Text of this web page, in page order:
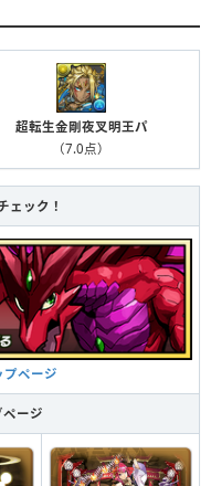
超転生金剛夜叉明王パ
（7.0点）
ェック！
ページ
ージ